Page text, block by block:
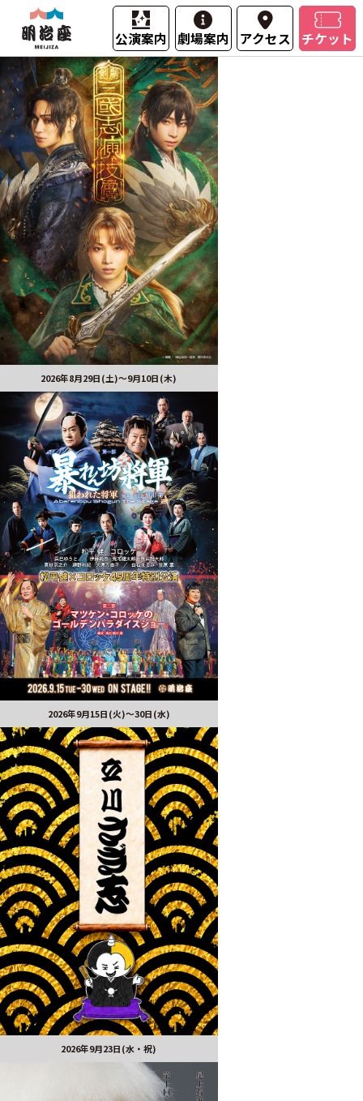
公演案内 劇場案内 アクセス チケット
2026年8月29日(土)〜9月10日(木)
2026年9月15日(火)～30日(水)
2026年9月23日(水・祝)